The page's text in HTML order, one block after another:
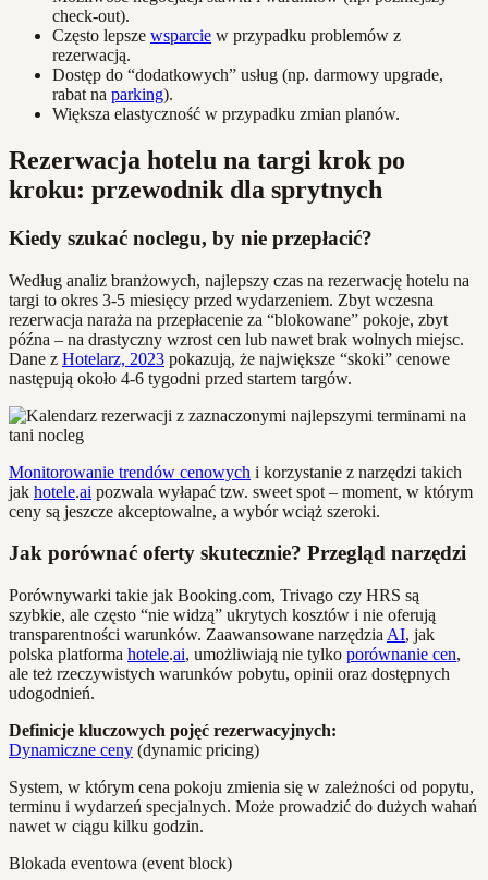
check-out).
Często lepsze wsparcie w przypadku problemów z
rezerwacją.
Dostęp do “dodatkowych” usług (np. darmowy upgrade,
rabat na parking).
Większa elastyczność w przypadku zmian planów.
Rezerwacja hotelu na targi krok po
kroku: przewodnik dla sprytnych
Kiedy szukać noclegu, by nie przepłacić?
Według analiz branżowych, najlepszy czas na rezerwację hotelu na
targi to okres 3-5 miesięcy przed wydarzeniem. Zbyt wczesna
rezerwacja naraża na przepłacenie za “blokowane” pokoje, zbyt
późna – na drastyczny wzrost cen lub nawet brak wolnych miejsc.
Dane z Hotelarz, 2023 pokazują, że największe “skoki” cenowe
następują około 4-6 tygodni przed startem targów.
Monitorowanie trendów cenowych i korzystanie z narzędzi takich
jak hotele.ai pozwala wyłapać tzw. sweet spot – moment, w którym
ceny są jeszcze akceptowalne, a wybór wciąż szeroki.
Jak porównać oferty skutecznie? Przegląd narzędzi
Porównywarki takie jak Booking.com, Trivago czy HRS są
szybkie, ale często “nie widzą” ukrytych kosztów i nie oferują
transparentności warunków. Zaawansowane narzędzia AI, jak
polska platforma hotele.ai, umożliwiają nie tylko porównanie cen,
ale też rzeczywistych warunków pobytu, opinii oraz dostępnych
udogodnień.
Definicje kluczowych pojęć rezerwacyjnych:
Dynamiczne ceny (dynamic pricing)
System, w którym cena pokoju zmienia się w zależności od popytu,
terminu i wydarzeń specjalnych. Może prowadzić do dużych wahań
nawet w ciągu kilku godzin.
Blokada eventowa (event block)